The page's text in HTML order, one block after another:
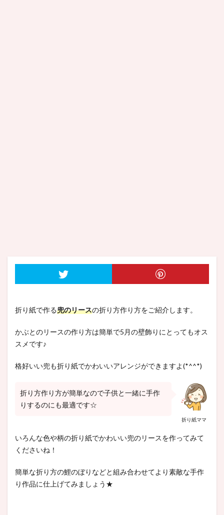
折り紙で作る兜のリースの折り方作り方をご紹介します。
かぶとのリースの作り方は簡単で5月の壁飾りにとってもオス
スメです♪
格好いい兜も折り紙でかわいいアレンジができますよ(*^^*)
折り紙ママ
折り方作り方が簡単なので子供と一緒に手作
りするのにも最適です☆
いろんな色や柄の折り紙でかわいい兜のリースを作ってみて
くださいね！
簡単な折り方の鯉のぼりなどと組み合わせてより素敵な手作
り作品に仕上げてみましょう★